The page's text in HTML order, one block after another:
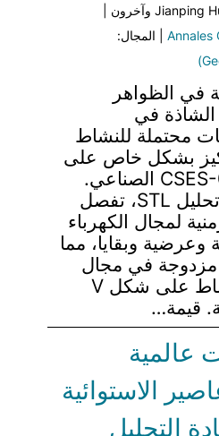
2026 | المؤلف: Jianping Huang وآخرون |
Annales | المجال:
في الظواهر
الشاذة في
محتملة للنشاط
بشكل خاص على
بيانات من قمر CSES-01 الصناعي.
باستخدام طريقة تحليل STL، تفصل
لمجال الكهرباء
وعرضية وبقايا، مما
في مجال
الكهرباء تتميز بأنماط على شكل V
قيمة…
عالمية
الاستوائية
التحليل